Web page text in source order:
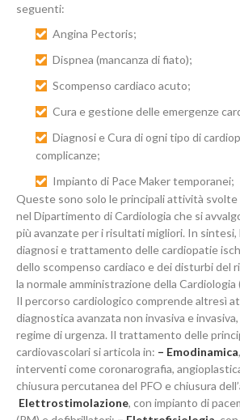
seguenti:
Angina Pectoris;
Dispnea (mancanza di fiato);
Scompenso cardiaco acuto;
Cura e gestione delle emergenze
Diagnosi e Cura di ogni tipo di
complicanze;
Impianto di Pace Maker temporanei;
Queste sono solo le principali attività
nel Dipartimento di Cardiologia che si
più avanzate per i risultati migliori. In sintesi,
diagnosi e trattamento delle cardiopatie
dello scompenso cardiaco e dei disturbi del
la normale amministrazione della
Il percorso cardiologico comprende altresì
diagnostica avanzata non invasiva e
regime di urgenza. Il trattamento delle
cardiovascolari si articola in: – Emodinamica
interventi come coronarografia,
chiusura percutanea del PFO e chiusura
Elettrostimolazione, con impianto di